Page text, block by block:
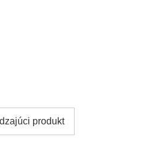
produkt